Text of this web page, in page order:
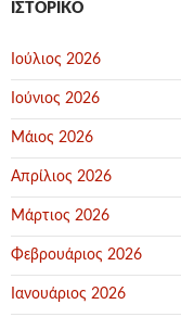
ΙΣΤΟΡΙΚΌ
Ιούλιος 2026
Ιούνιος 2026
Μάιος 2026
Απρίλιος 2026
Μάρτιος 2026
Φεβρουάριος 2026
Ιανουάριος 2026